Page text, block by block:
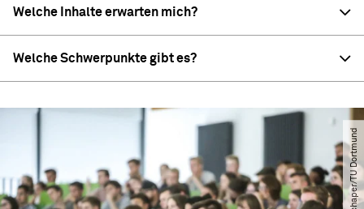
Welche Inhalte erwarten mich?
Welche Schwerpunkte gibt es?